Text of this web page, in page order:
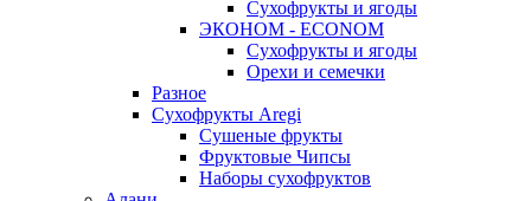
Сухофрукты и ягоды
ЭКОНОМ - ECONOM
Сухофрукты и ягоды
Орехи и семечки
Разное
Сухофрукты Aregi
Сушеные фрукты
Фруктовые Чипсы
Наборы сухофруктов